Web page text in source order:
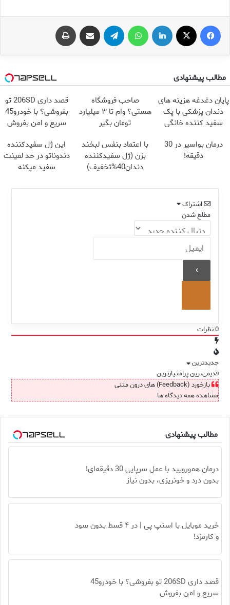
فیس بوک لینکدین واتس آپ تلگرام اشتراک گذاری از طریق ایمیل
مطالب پیشنهادی
پایان دغدغه هزینه های
دندان پزشکی با پک
سفید کننده خانگی
صاحب فروشگاه
هستی؟ وام تا ۳ میلیارد
تومان بگیر
قصد داری 206SD تو
بفروشی؟ با خودرو45
سریع و امن بفروش
درمان بواسیر در 30
دقیقه!
با اعتماد بنفس لبخند
بزن (ژل سفیدکننده
دندان40%تخفیف)
این ژل سفیدکننده
دندوناتو در حد لمینت
سفید میکنه
اشتراک
مطلع شدن
0نظرات
جدیدترین
قدیمی‌ترینپرامتیازترین
بازخورد (Feedback) های درون متنی
مشاهده همه دیدگاه ها
مطالب پیشنهادی
درمان همورویید با عمل سرپایی 30 دقیقه‌ای!
بدون درد و خونریزی، بدون نیاز
خرید موبایل با اسنپ پی | در ۴ قسط بدون سود
و کارمزد!
قصد داری 206SD تو بفروشی؟ با خودرو45
سریع و امن بفروش